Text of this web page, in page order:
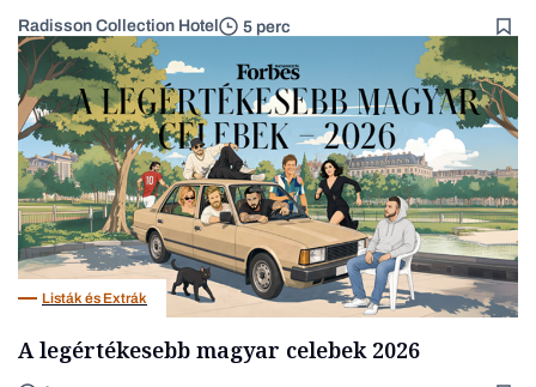
Radisson Collection Hotel 5 perc
Listák és Extrák
A legértékesebb magyar celebek 2026